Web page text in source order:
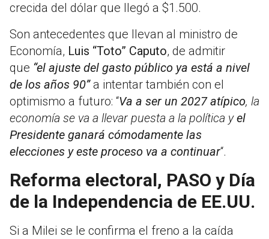
crecida del dólar que llegó a $1.500.
Son antecedentes que llevan al ministro de
Economía, Luis “Toto” Caputo, de admitir
que “el ajuste del gasto público ya está a nivel
de los años 90” a intentar también con el
optimismo a futuro: “Va a ser un 2027 atípico, la
economía se va a llevar puesta a la política yel
Presidente ganará cómodamente las
elecciones y este proceso va a continuar“.
Reforma electoral, PASO y Día
de la Independencia de EE.UU.
Si a Milei se le confirma el freno a la caída